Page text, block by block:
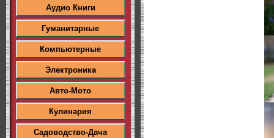
Аудио Книги
Гуманитарные
Компьютерные
Электроника
Авто-Мото
Кулинария
Садоводство-Дача